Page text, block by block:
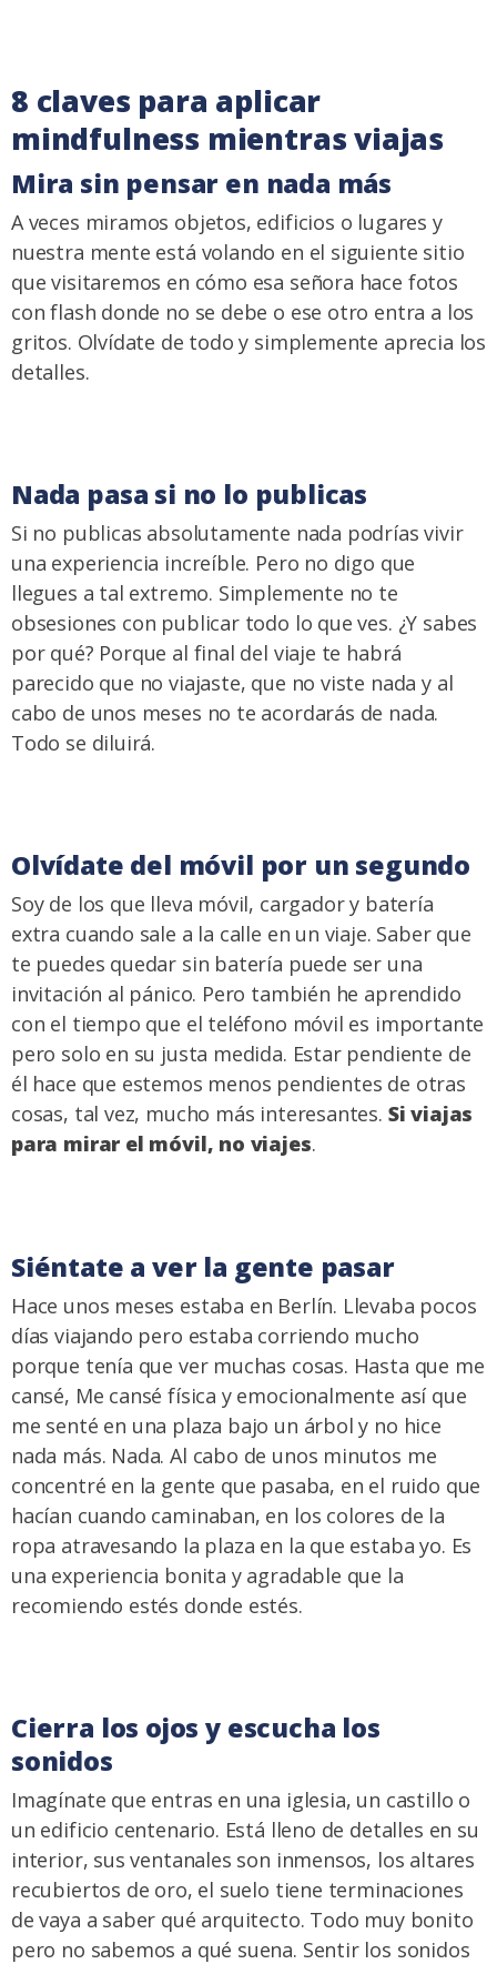
8 claves para aplicar
mindfulness mientras viajas
Mira sin pensar en nada más
A veces miramos objetos, edificios o lugares y
nuestra mente está volando en el siguiente sitio
que visitaremos en cómo esa señora hace fotos
con flash donde no se debe o ese otro entra a los
gritos. Olvídate de todo y simplemente aprecia los
detalles.
Nada pasa si no lo publicas
Si no publicas absolutamente nada podrías vivir
una experiencia increíble. Pero no digo que
llegues a tal extremo. Simplemente no te
obsesiones con publicar todo lo que ves. ¿Y sabes
por qué? Porque al final del viaje te habrá
parecido que no viajaste, que no viste nada y al
cabo de unos meses no te acordarás de nada.
Todo se diluirá.
Olvídate del móvil por un segundo
Soy de los que lleva móvil, cargador y batería
extra cuando sale a la calle en un viaje. Saber que
te puedes quedar sin batería puede ser una
invitación al pánico. Pero también he aprendido
con el tiempo que el teléfono móvil es importante
pero solo en su justa medida. Estar pendiente de
él hace que estemos menos pendientes de otras
cosas, tal vez, mucho más interesantes. Si viajas
para mirar el móvil, no viajes.
Siéntate a ver la gente pasar
Hace unos meses estaba en Berlín. Llevaba pocos
días viajando pero estaba corriendo mucho
porque tenía que ver muchas cosas. Hasta que me
cansé, Me cansé física y emocionalmente así que
me senté en una plaza bajo un árbol y no hice
nada más. Nada. Al cabo de unos minutos me
concentré en la gente que pasaba, en el ruido que
hacían cuando caminaban, en los colores de la
ropa atravesando la plaza en la que estaba yo. Es
una experiencia bonita y agradable que la
recomiendo estés donde estés.
Cierra los ojos y escucha los
sonidos
Imagínate que entras en una iglesia, un castillo o
un edificio centenario. Está lleno de detalles en su
interior, sus ventanales son inmensos, los altares
recubiertos de oro, el suelo tiene terminaciones
de vaya a saber qué arquitecto. Todo muy bonito
pero no sabemos a qué suena. Sentir los sonidos